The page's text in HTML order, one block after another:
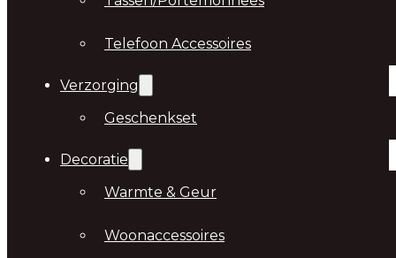
Telefoon Accessoires
Verzorging
Geschenkset
Decoratie
Warmte & Geur
Woonaccessoires